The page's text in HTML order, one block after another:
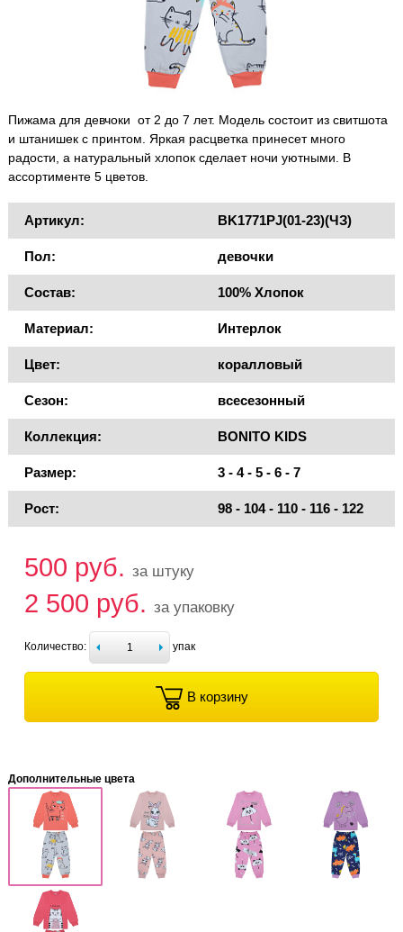
Пижама для девчоки от 2 до 7 лет. Модель состоит из свитшота
и штанишек с принтом. Яркая расцветка принесет много
радости, а натуральный хлопок сделает ночи уютными. В
ассортименте 5 цветов.
Артикул: BK1771PJ(01-23)(ЧЗ)
Пол: девочки
Состав: 100% Хлопок
Материал: Интерлок
Цвет: коралловый
Сезон: всесезонный
Коллекция: BONITO KIDS
Размер: 3 - 4 - 5 - 6 - 7
Рост: 98 - 104 - 110 - 116 - 122
500 руб. за штуку
2 500 руб. за упаковку
Количество: упак
В корзину
Дополнительные цвета